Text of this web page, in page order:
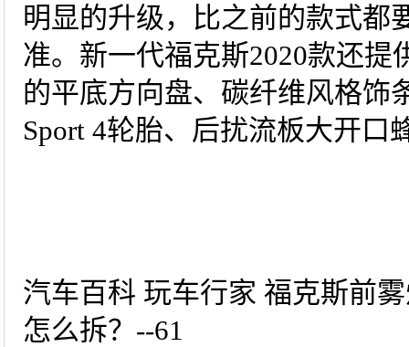
明显的升级，比之前的款式都
准。新一代福克斯2020款还提
的平底方向盘、碳纤维风格饰
Sport 4轮胎、后扰流板大开口
汽车百科 玩车行家 福克斯前
怎么拆？--61